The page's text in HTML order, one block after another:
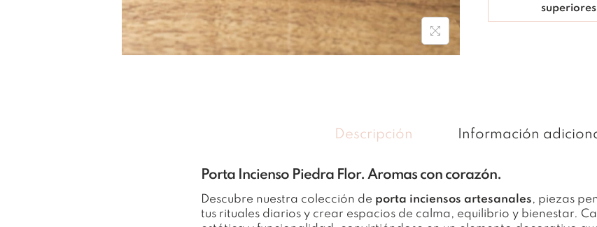
Descripción Información
Porta Incienso Piedra Flor. Aromas con corazón.
Descubre nuestra colección de porta inciensos artesanales, piezas
tus rituales diarios y crear espacios de calma, equilibrio y bienestar.